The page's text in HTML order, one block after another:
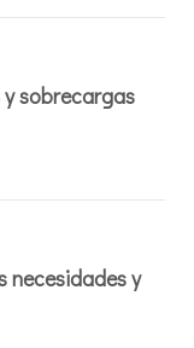
sobrecargas
necesidades y